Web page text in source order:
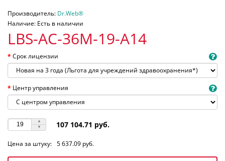
Производитель: Dr.Web®
Наличие: Есть в наличии
LBS-AC-36M-19-A14
Срок лицензии
Центр управления
107 104.71 руб.
Цена за штуку: 5 637.09 руб.